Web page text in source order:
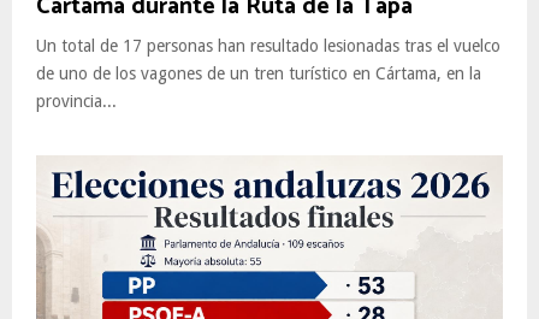
Un total de 17 personas han resultado lesionadas tras el vuelco
de uno de los vagones de un tren turístico en Cártama, en la
provincia...